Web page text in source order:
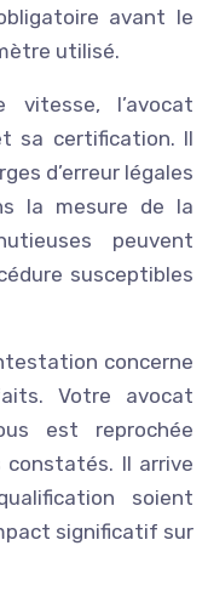
avant le
utilisé.
l’avocat
sa certification. Il
d’erreur légales
la mesure de la
peuvent
susceptibles
concerne
Votre avocat
est reprochée
Il arrive
soient
significatif sur